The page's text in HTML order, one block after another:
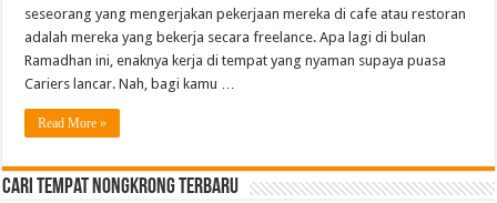
seseorang yang mengerjakan pekerjaan mereka di cafe atau restoran
adalah mereka yang bekerja secara freelance. Apa lagi di bulan
Ramadhan ini, enaknya kerja di tempat yang nyaman supaya puasa
Cariers lancar. Nah, bagi kamu …
Read More »
Cari Tempat Nongkrong Terbaru